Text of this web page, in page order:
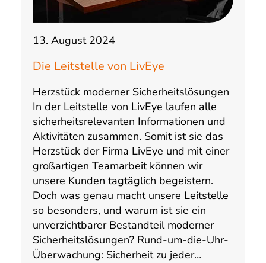
13. August 2024
Die Leitstelle von LivEye
Herzstück moderner Sicherheitslösungen
In der Leitstelle von LivEye laufen alle
sicherheitsrelevanten Informationen und
Aktivitäten zusammen. Somit ist sie das
Herzstück der Firma LivEye und mit einer
großartigen Teamarbeit können wir
unsere Kunden tagtäglich begeistern.
Doch was genau macht unsere Leitstelle
so besonders, und warum ist sie ein
unverzichtbarer Bestandteil moderner
Sicherheitslösungen? Rund-um-die-Uhr-
Überwachung: Sicherheit zu jeder…